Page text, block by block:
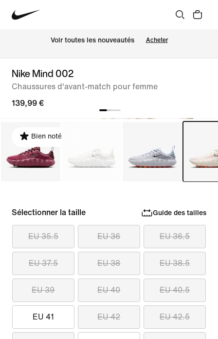
Voir toutes les nouveautés Acheter
Nike Mind 002
Chaussures d'avant-match pour femme
139,99 €
Bien noté
Sélectionner la taille Guide des tailles
EU 35.5 EU 36 EU 36.5
EU 37.5 EU 38 EU 38.5
EU 39 EU 40 EU 40.5
EU 41 EU 42 EU 42.5